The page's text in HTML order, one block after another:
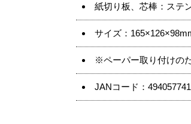
紙切り板、芯棒：ステ
サイズ：
※ペーパー取り付けの
JANコード：